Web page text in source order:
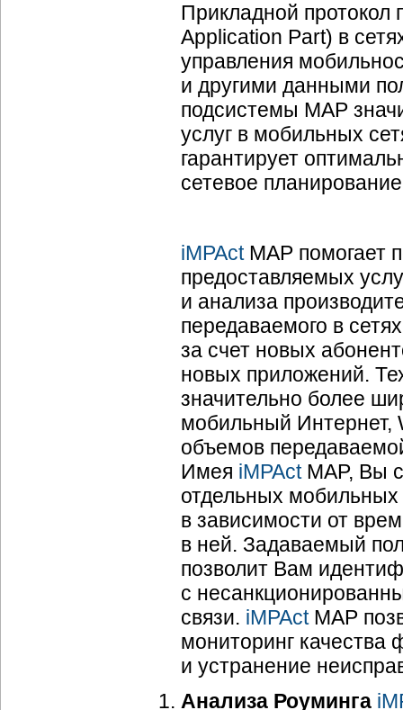
Прикладной
Application Part) в
управления
и другими данными
подсистемы МАР
услуг в мобильных
гарантирует
сетевое
iMPActMAP помогает
предоставляемых
и анализа
передаваемого в
за счет новых
новых приложений.
значительно более
мобильный Интернет,
объемов
Имея iMPActMAP, Вы
отдельных
в зависимости от
в ней. Задаваемый
позволит Вам
с
связи. iMPActMAP
мониторинг качества
и устранение
Анализа Роуминга